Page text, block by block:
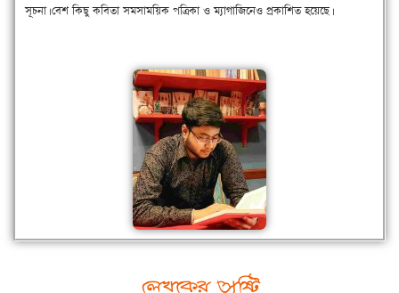
সূচনা। বেশ কিছু কবিতা সমসাময়িক পত্রিকা ও ম্যাগাজিনেও প্রকাশিত হয়েছে।